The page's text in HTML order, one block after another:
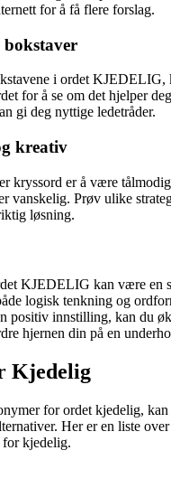
for å få flere forslag.
bokstaver
i ordet KJEDELIG,
for å se om det hjelper
gi deg nyttige ledetråder.
kreativ
kryssord er å være
vanskelig. Prøv ulike
løsning.
KJEDELIG kan være en
logisk tenkning og
positiv innstilling, kan du
hjernen din på en
Kjedelig
for ordet kjedelig,
Her er en liste
for kjedelig.